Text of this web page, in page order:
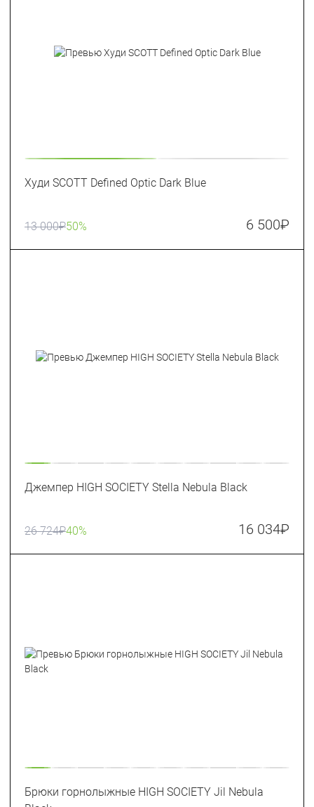
Худи SCOTT Defined Optic Dark Blue
13 000₽50% 6 500₽
Джемпер HIGH SOCIETY Stella Nebula Black
26 724₽40% 16 034₽
Брюки горнолыжные HIGH SOCIETY Jil Nebula